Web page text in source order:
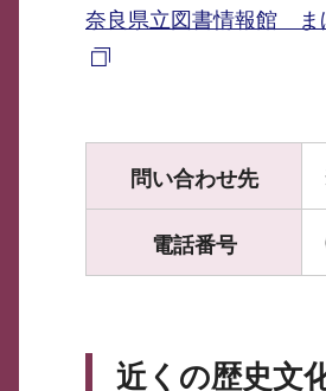
奈良県立図書情報館 ま
問い合わせ先
電話番号
近くの歴史文